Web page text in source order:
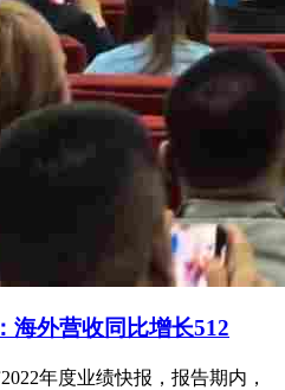
海外营收同比增长512
年度业绩快报，报告期内，